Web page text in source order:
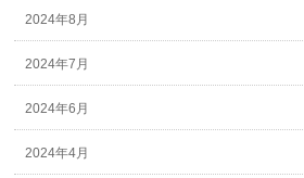
2024年8月
2024年7月
2024年6月
2024年4月